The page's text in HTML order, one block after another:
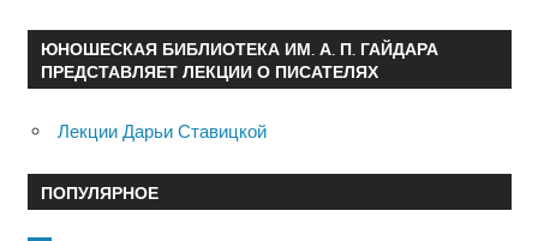
ЮНОШЕСКАЯ БИБЛИОТЕКА ИМ. А. П. ГАЙДАРА
ПРЕДСТАВЛЯЕТ ЛЕКЦИИ О ПИСАТЕЛЯХ
Лекции Дарьи Ставицкой
ПОПУЛЯРНОЕ